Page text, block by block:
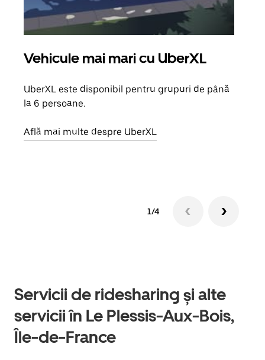
Vehicule mai mari cu UberXL
UberXL este disponibil pentru grupuri de până
la 6 persoane.
Află mai multe despre UberXL
1/4
Servicii de ridesharing și alte
servicii în Le Plessis-Aux-Bois,
Île-de-France